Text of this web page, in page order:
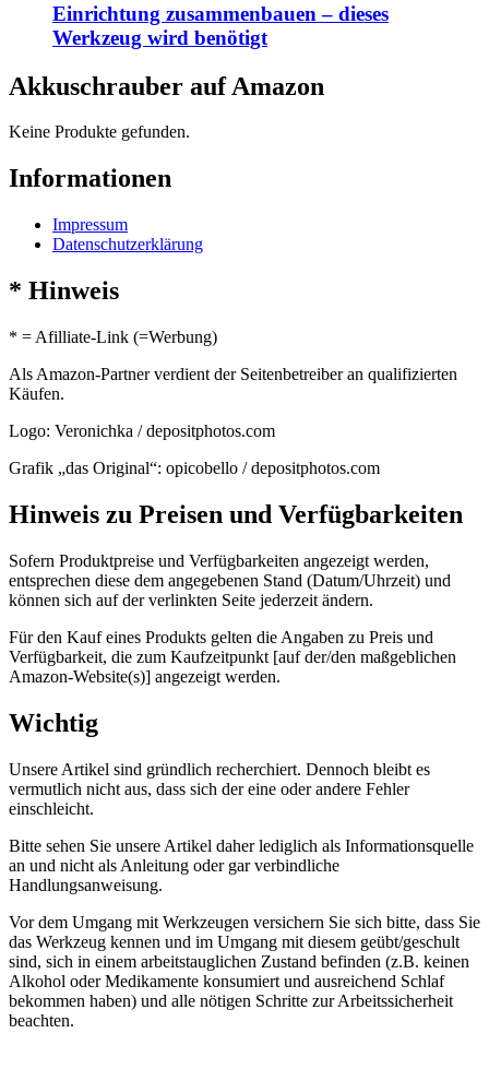
Einrichtung zusammenbauen – dieses
Werkzeug wird benötigt
Akkuschrauber auf Amazon
Keine Produkte gefunden.
Informationen
Impressum
Datenschutzerklärung
* Hinweis
* = Afilliate-Link (=Werbung)
Als Amazon-Partner verdient der Seitenbetreiber an qualifizierten
Käufen.
Logo: Veronichka / depositphotos.com
Grafik „das Original“: opicobello / depositphotos.com
Hinweis zu Preisen und Verfügbarkeiten
Sofern Produktpreise und Verfügbarkeiten angezeigt werden,
entsprechen diese dem angegebenen Stand (Datum/Uhrzeit) und
können sich auf der verlinkten Seite jederzeit ändern.
Für den Kauf eines Produkts gelten die Angaben zu Preis und
Verfügbarkeit, die zum Kaufzeitpunkt [auf der/den maßgeblichen
Amazon-Website(s)] angezeigt werden.
Wichtig
Unsere Artikel sind gründlich recherchiert. Dennoch bleibt es
vermutlich nicht aus, dass sich der eine oder andere Fehler
einschleicht.
Bitte sehen Sie unsere Artikel daher lediglich als Informationsquelle
an und nicht als Anleitung oder gar verbindliche
Handlungsanweisung.
Vor dem Umgang mit Werkzeugen versichern Sie sich bitte, dass Sie
das Werkzeug kennen und im Umgang mit diesem geübt/geschult
sind, sich in einem arbeitstauglichen Zustand befinden (z.B. keinen
Alkohol oder Medikamente konsumiert und ausreichend Schlaf
bekommen haben) und alle nötigen Schritte zur Arbeitssicherheit
beachten.